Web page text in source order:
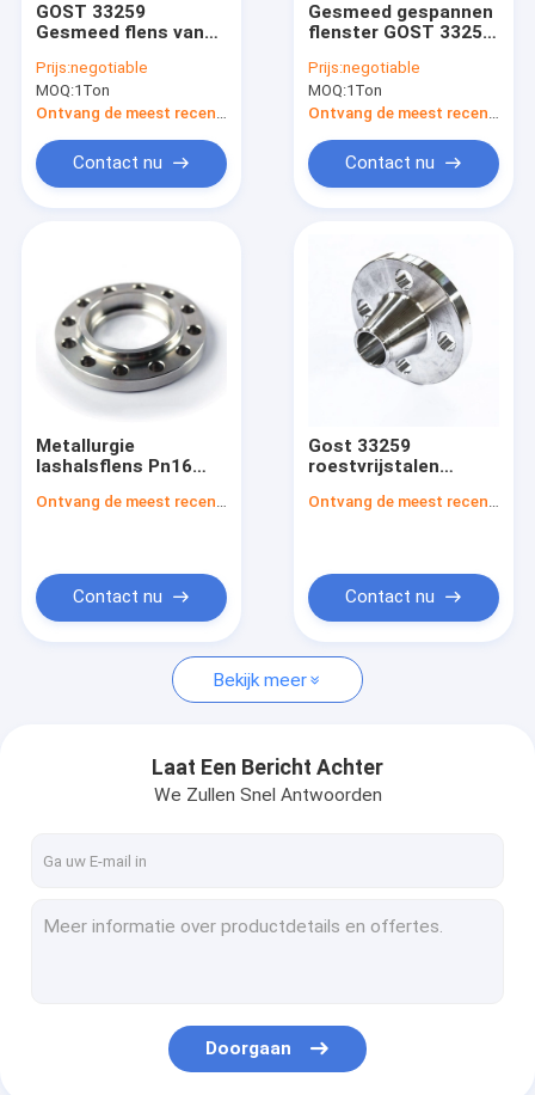
PIJPmontage SGP JIS B2311
STEEL PIPE ELBOW
HET T-STUK VAN DE STAALpijp
FROGED-MONTAGE ASME B16.11
Koolstofstaalnaadloze buis
GOST 33259
Gesmeed flens van
verbindingen van
pijpleidingen
Prijs:negotiable
MOQ:1Ton
Ontvang de meest recente Prijs
Contact nu
Gesmeed gespannen
flenster GOST 33259
Voor
buisverbindingen
Prijs:negotiable
MOQ:1Ton
Ontvang de meest recente Prijs
Contact nu
Metallurgie
lashalsflens Pn16
Verhoogde halsflens
Contact nu
Gost 33259
roestvrijstalen
Dn1000
Contact nu
Bekijk meer
Laat Een Bericht Achter
We Zullen Snel Antwoorden
Doorgaan